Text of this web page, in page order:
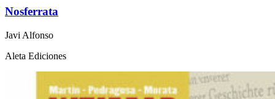
Nosferrata
Javi Alfonso
Aleta Ediciones